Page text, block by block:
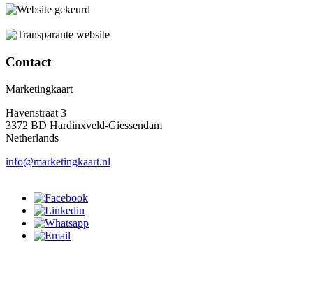
Contact
Marketingkaart
Havenstraat 3
3372 BD Hardinxveld-Giessendam
Netherlands
info@marketingkaart.nl